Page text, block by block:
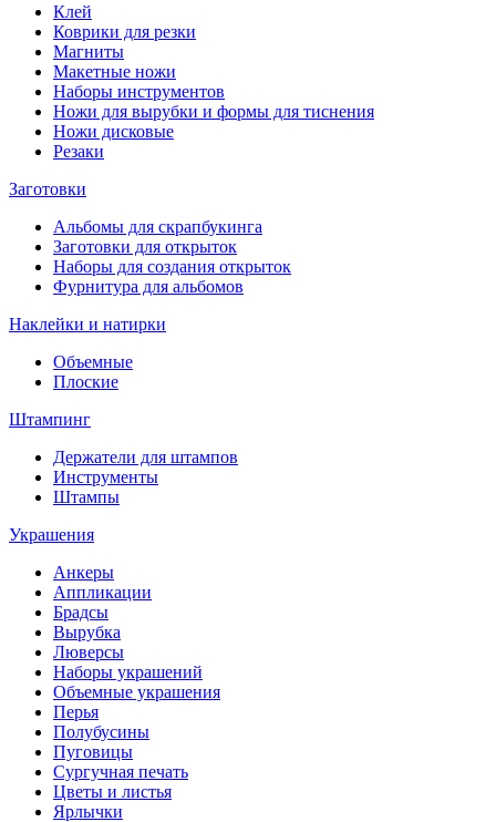
Клей
Коврики для резки
Магниты
Макетные ножи
Наборы инструментов
Ножи для вырубки и формы для тиснения
Ножи дисковые
Резаки
Заготовки
Альбомы для скрапбукинга
Заготовки для открыток
Наборы для создания открыток
Фурнитура для альбомов
Наклейки и натирки
Объемные
Плоские
Штампинг
Держатели для штампов
Инструменты
Штампы
Украшения
Анкеры
Аппликации
Брадсы
Вырубка
Люверсы
Наборы украшений
Объемные украшения
Перья
Полубусины
Пуговицы
Сургучная печать
Цветы и листья
Ярлычки